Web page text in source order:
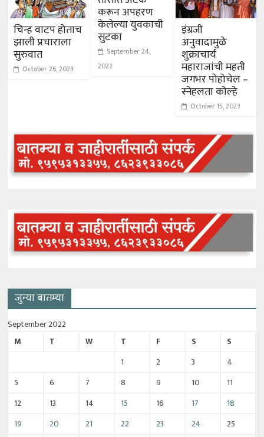
चिन्ह वाटप होताच
झाली प्रचाराला
सुरुवात
October 26, 2023
करून अपहरण
केलेल्या युवकाची
सुटका
September 24,
2022
इंग्रजी
अनुवादामुळे
शुक्राचार्य
महाराजांची महती
जगभर पोहोचेल –
स्नेहलता कोल्हे
October 15, 2023
जुन्या बातम्या
September 2022
M
T W T F S
S
1
2 3
4
5
6 7 8 9 10
11
12
13 14 15 16 17
18
19
20 21 22 23 24 25